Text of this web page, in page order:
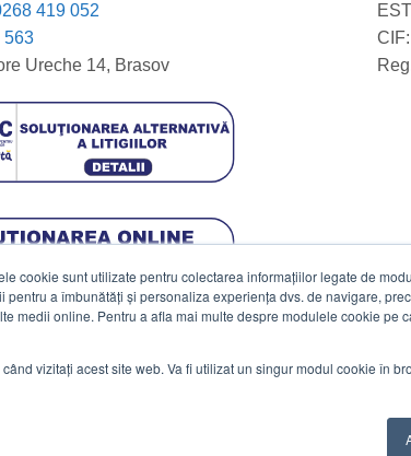
cookie sunt utilizate pentru colectarea informațiilor legate de
a îmbunătăți și personaliza experiența dvs. de navigare,
medii online. Pentru a afla mai multe despre modulele cookie pe
vizitați acest site web. Va fi utilizat un singur modul cookie în
419 052
563
Ureche 14, Brasov